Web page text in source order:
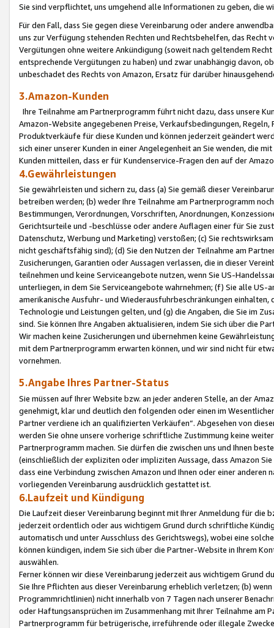
Sie sind verpflichtet, uns umgehend alle Informationen zu geben, die
Für den Fall, dass Sie gegen diese Vereinbarung oder andere
uns zur Verfügung stehenden Rechten und Rechtsbehelfen, das
Vergütungen ohne weitere Ankündigung (soweit nach geltendem
entsprechende Vergütungen zu haben) und zwar unabhängig davon,
unbeschadet des Rechts von Amazon, Ersatz für darüber
3.Amazon-Kunden
Ihre Teilnahme am Partnerprogramm führt nicht dazu, dass unsere
Amazon-Website angegebenen Preise, Verkaufsbedingungen,
Produktverkäufe für diese Kunden und können jederzeit geändert
sich einer unserer Kunden in einer Angelegenheit an Sie wenden, die
Kunden mitteilen, dass er für Kundenservice-Fragen den auf der
4.Gewährleistungen
Sie gewährleisten und sichern zu, dass (a) Sie gemäß dieser
betreiben werden; (b) weder Ihre Teilnahme am Partnerprogramm
Bestimmungen, Verordnungen, Vorschriften, Anordnungen,
Gerichtsurteile und -beschlüsse oder andere Auflagen einer für Sie
Datenschutz, Werbung und Marketing) verstoßen; (c) Sie
nicht geschäftsfähig sind); (d) Sie den Nutzen der Teilnahme am
Zusicherungen, Garantien oder Aussagen verlassen, die in dieser
teilnehmen und keine Serviceangebote nutzen, wenn Sie US-
unterliegen, in dem Sie Serviceangebote wahrnehmen; (f) Sie alle
amerikanische Ausfuhr- und Wiederausfuhrbeschränkungen
Technologie und Leistungen gelten, und (g) die Angaben, die Sie im
sind. Sie können Ihre Angaben aktualisieren, indem Sie sich über die
Wir machen keine Zusicherungen und übernehmen keine
mit dem Partnerprogramm erwarten können, und wir sind nicht für
vornehmen.
5.Angabe Ihres Partner-Status
Sie müssen auf Ihrer Website bzw. an jeder anderen Stelle, an der
genehmigt, klar und deutlich den folgenden oder einen im
Partner verdiene ich an qualifizierten Verkäufen“. Abgesehen von
werden Sie ohne unsere vorherige schriftliche Zustimmung keine
Partnerprogramm machen. Sie dürfen die zwischen uns und Ihnen
(einschließlich der expliziten oder impliziten Aussage, dass Amazon
dass eine Verbindung zwischen Amazon und Ihnen oder einer
vorliegenden Vereinbarung ausdrücklich gestattet ist.
6.Laufzeit und Kündigung
Die Laufzeit dieser Vereinbarung beginnt mit Ihrer Anmeldung für die
jederzeit ordentlich oder aus wichtigem Grund durch schriftliche
automatisch und unter Ausschluss des Gerichtswegs), wobei eine
können kündigen, indem Sie sich über die Partner-Website in Ihrem
auswählen.
Ferner können wir diese Vereinbarung jederzeit aus wichtigem Grund
Sie Ihre Pflichten aus dieser Vereinbarung erheblich verletzen; (b)
Programmrichtlinien) nicht innerhalb von 7 Tagen nach unserer
oder Haftungsansprüchen im Zusammenhang mit Ihrer Teilnahme am
Partnerprogramm für betrügerische, irreführende oder illegale